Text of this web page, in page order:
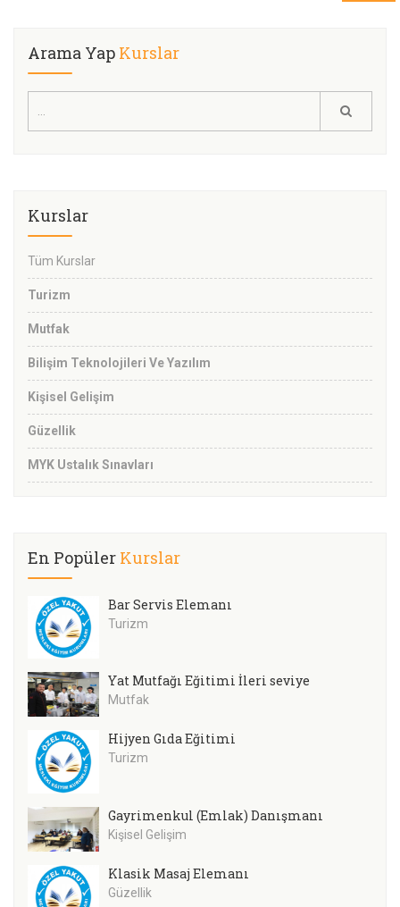
Arama Yap Kurslar
Kurslar
Tüm Kurslar
Turizm
Mutfak
Bilişim Teknolojileri Ve Yazılım
Kişisel Gelişim
Güzellik
MYK Ustalık Sınavları
En Popüler Kurslar
Bar Servis Elemanı
Turizm
Yat Mutfağı Eğitimi İleri seviye
Mutfak
Hijyen Gıda Eğitimi
Turizm
Gayrimenkul (Emlak) Danışmanı
Kişisel Gelişim
Klasik Masaj Elemanı
Güzellik